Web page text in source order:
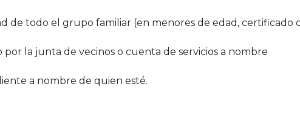
de todo el grupo familiar (en menores de edad, certificado
la junta de vecinos o cuenta de servicios a nombre
a nombre de quien esté.